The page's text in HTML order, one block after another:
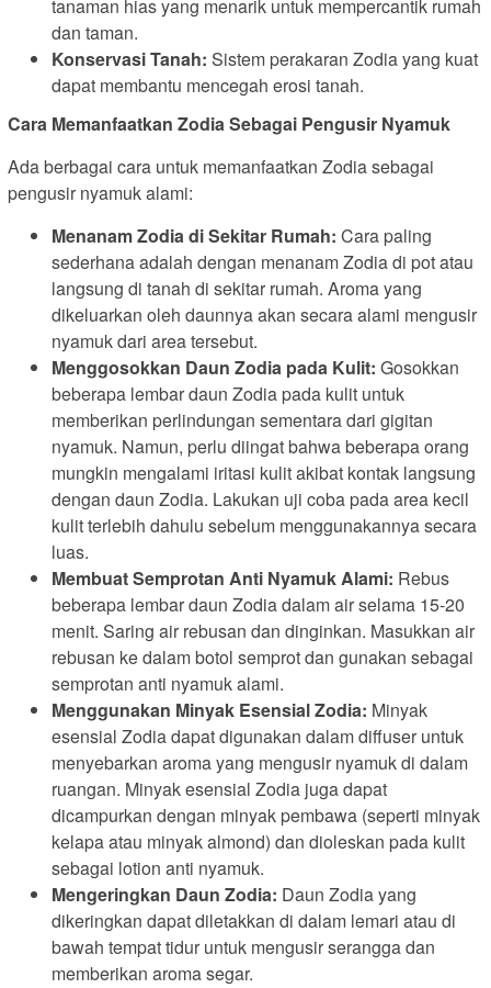
tanaman hias yang menarik untuk mempercantik rumah
dan taman.
Konservasi Tanah: Sistem perakaran Zodia yang kuat
dapat membantu mencegah erosi tanah.
Cara Memanfaatkan Zodia Sebagai Pengusir Nyamuk
Ada berbagai cara untuk memanfaatkan Zodia sebagai
pengusir nyamuk alami:
Menanam Zodia di Sekitar Rumah: Cara paling
sederhana adalah dengan menanam Zodia di pot atau
langsung di tanah di sekitar rumah. Aroma yang
dikeluarkan oleh daunnya akan secara alami mengusir
nyamuk dari area tersebut.
Menggosokkan Daun Zodia pada Kulit: Gosokkan
beberapa lembar daun Zodia pada kulit untuk
memberikan perlindungan sementara dari gigitan
nyamuk. Namun, perlu diingat bahwa beberapa orang
mungkin mengalami iritasi kulit akibat kontak langsung
dengan daun Zodia. Lakukan uji coba pada area kecil
kulit terlebih dahulu sebelum menggunakannya secara
luas.
Membuat Semprotan Anti Nyamuk Alami: Rebus
beberapa lembar daun Zodia dalam air selama 15-20
menit. Saring air rebusan dan dinginkan. Masukkan air
rebusan ke dalam botol semprot dan gunakan sebagai
semprotan anti nyamuk alami.
Menggunakan Minyak Esensial Zodia: Minyak
esensial Zodia dapat digunakan dalam diffuser untuk
menyebarkan aroma yang mengusir nyamuk di dalam
ruangan. Minyak esensial Zodia juga dapat
dicampurkan dengan minyak pembawa (seperti minyak
kelapa atau minyak almond) dan dioleskan pada kulit
sebagai lotion anti nyamuk.
Mengeringkan Daun Zodia: Daun Zodia yang
dikeringkan dapat diletakkan di dalam lemari atau di
bawah tempat tidur untuk mengusir serangga dan
memberikan aroma segar.